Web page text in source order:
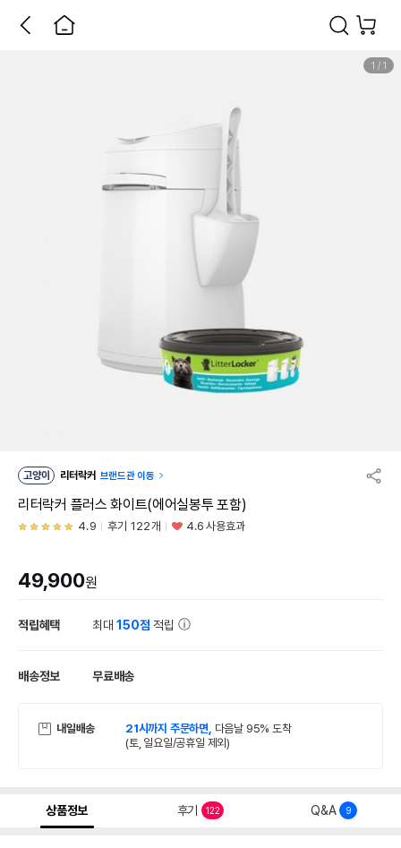
1 / 1
고양이 리터락커 브랜드관 이동
리터락커 플러스 화이트(에어실봉투 포함)
4.9 후기 122개 4.6 사용효과
49,900원
적립혜택 최대150점 적립
배송정보 무료배송
내일배송 21시까지 주문하면, 다음날 95% 도착
(토, 일요일/공휴일 제외)
상품정보 후기 122 Q&A 9